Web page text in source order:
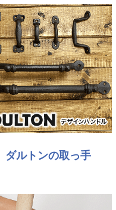
ダルトンの取っ手